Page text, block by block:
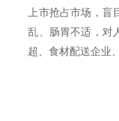
上市抢占市场，
乱、肠胃不适，对
超、食材配送企业